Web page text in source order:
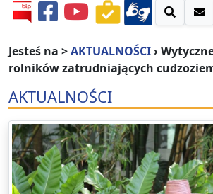
Jesteś na >AKTUALNOŚCI›
rolników zatrudniających
AKTUALNOŚCI